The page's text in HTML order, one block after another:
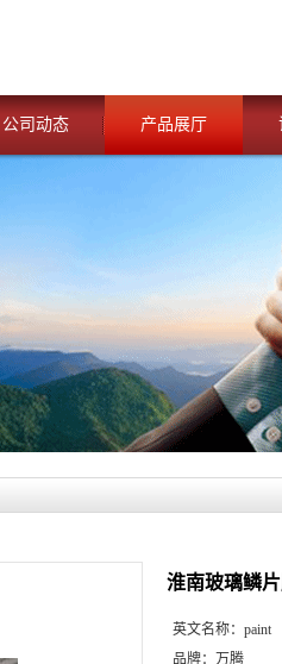
公司动态 产品展厅
淮南玻璃鳞
英文名称： paint
品牌： 万腾